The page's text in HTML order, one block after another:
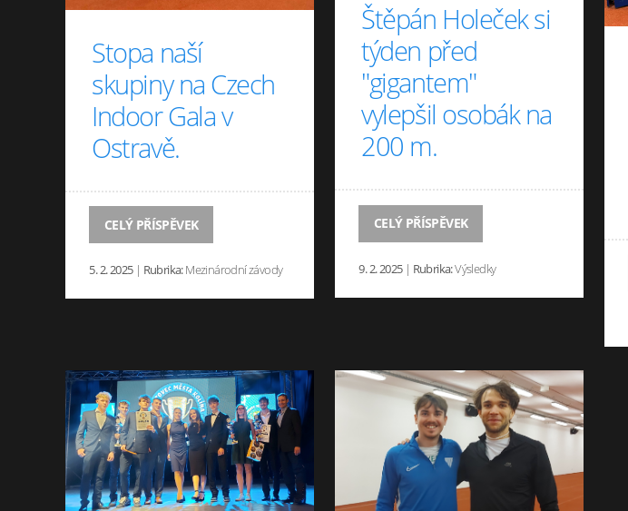
Stopa naší
skupiny na Czech
Indoor Gala v
Ostravě.
CELÝ PŘÍSPĚVEK
5. 2. 2025 | Rubrika:Mezinárodní závody
Štěpán Holeček si
týden před
"gigantem"
vylepšil osobák na
200 m.
CELÝ PŘÍSPĚVEK
9. 2. 2025 | Rubrika:Výsledky